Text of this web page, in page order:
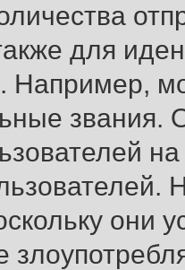
для
Например,
звания.
они